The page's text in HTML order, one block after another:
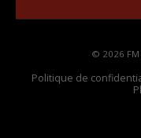
© 2026
Politique de